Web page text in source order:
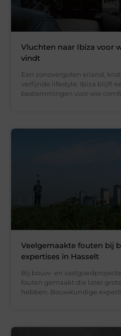
Vluchten naar Ibiza voor
vindt
Een zonovergoten eiland,
verfijnde lifestyle: Ibiza blijft
bestemmingen voor wie
Veelgemaakte fouten bij
expertises in Hasselt
Bij bouw- en
fouten gemaakt die later
hebben. Bouwkundige